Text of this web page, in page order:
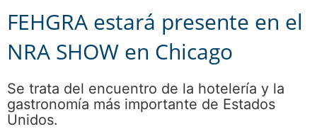
FEHGRA estará presente en el
NRA SHOW en Chicago
Se trata del encuentro de la hotelería y la
gastronomía más importante de Estados
Unidos.